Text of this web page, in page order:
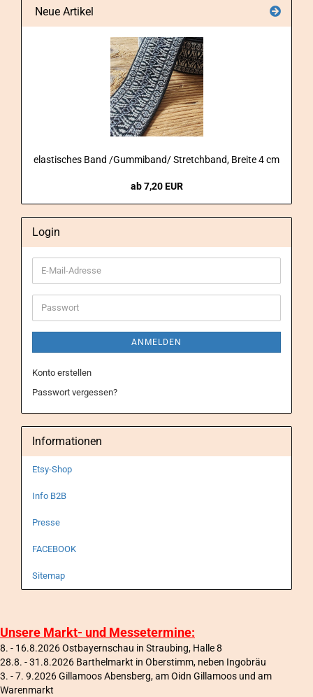
Neue Artikel
elas­ti­sches Band /Gum­mi­band/ Stretch­band, Brei­te 4 cm
ab 7,20 EUR
Login
E-
Mail-
Adresse
Passwort
ANMELDEN
Konto erstellen
Passwort vergessen?
Informationen
Etsy-Shop
Info B2B
Presse
FACEBOOK
Sitemap
Unsere Markt- und Messetermine:
8. - 16.8.2026 Ostbayernschau in Straubing, Halle 8
28.8. - 31.8.2026 Barthelmarkt in Oberstimm, neben Ingobräu
3. - 7. 9.2026 Gillamoos Abensberg, am Oidn Gillamoos und am
Warenmarkt